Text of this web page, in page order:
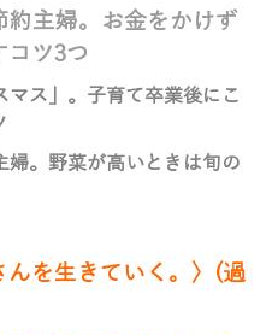
約主婦。お金をかけず
コツ3つ
マス」。子育て卒業後にこ
婦。野菜が高いときは旬の
んを生きていく。〉(過